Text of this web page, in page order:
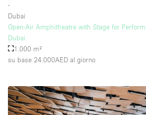
Smoking Area
Spazio living
Terrace
Tetto / Terrazza
∙
Dubai
Open-Air Amphitheatre with Stage for
Dubai
1.000 m²
su base 24.000AED al giorno